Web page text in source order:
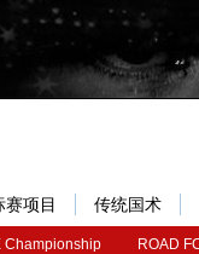
Championship ROAD
赛项目 传统国术